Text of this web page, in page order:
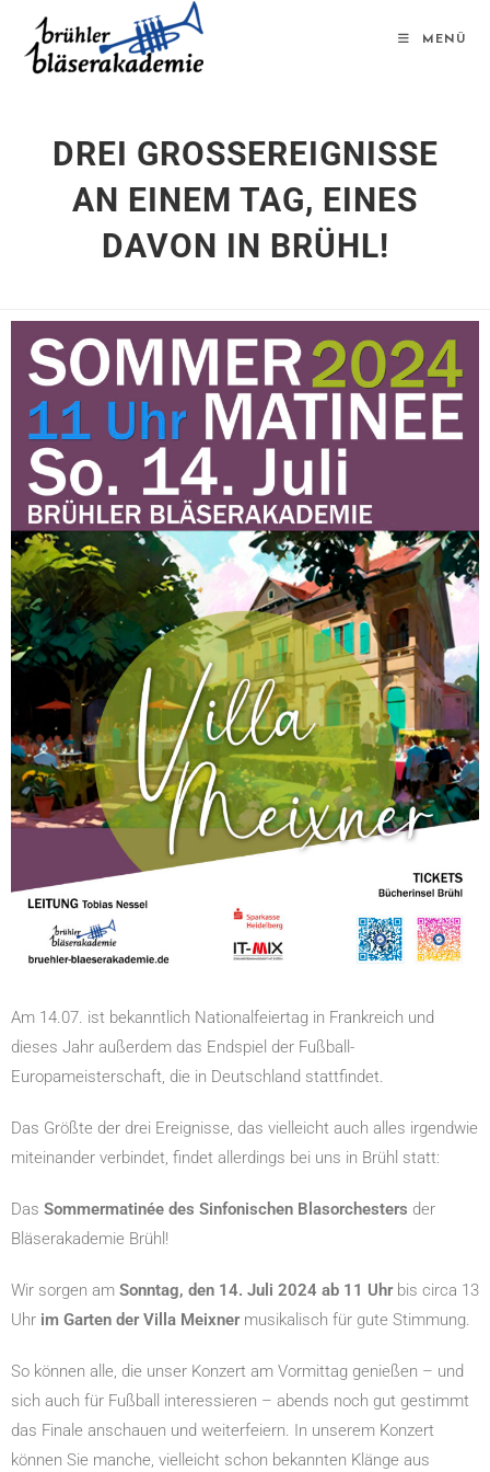
MENÜ
DREI GROSSEREIGNISSE A
N EINEM TAG, EINES D
AVON IN BRÜHL!
Am 14.07. ist bekanntlich Nationalfeiertag in Frankreich und
dieses Jahr außerdem das Endspiel der Fußball-
Europameisterschaft, die in Deutschland stattfindet.
Das Größte der drei Ereignisse, das vielleicht auch alles irgendwie
miteinander verbindet, findet allerdings bei uns in Brühl statt:
Das Sommermatinée des Sinfonischen Blasorchesters der
Bläserakademie Brühl!
Wir sorgen am Sonntag, den 14. Juli 2024 ab 11 Uhrbis circa 13
Uhr im Garten der Villa Meixnermusikalisch für gute Stimmung.
So können alle, die unser Konzert am Vormittag genießen – und
sich auch für Fußball interessieren – abends noch gut gestimmt
das Finale anschauen und weiterfeiern. In unserem Konzert
können Sie manche, vielleicht schon bekannten Klänge aus